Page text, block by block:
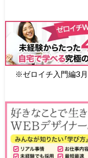
※ゼロイチ入門編3